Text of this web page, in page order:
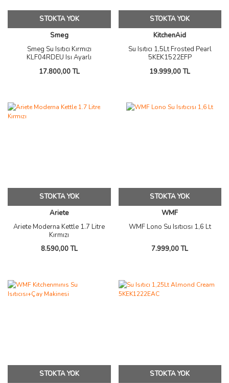
STOKTA YOK
Smeg
Smeg Su Isıtıcı Kırmızı
KLF04RDEU Isı Ayarlı
17.800,00 TL
STOKTA YOK
KitchenAid
Su Isıtıcı 1,5Lt Frosted Pearl
5KEK1522EFP
19.999,00 TL
STOKTA YOK
Ariete
Ariete Moderna Kettle 1.7 Litre
Kırmızı
8.590,00 TL
STOKTA YOK
WMF
WMF Lono Su Isıtıcısı 1,6 Lt
7.999,00 TL
STOKTA YOK
STOKTA YOK